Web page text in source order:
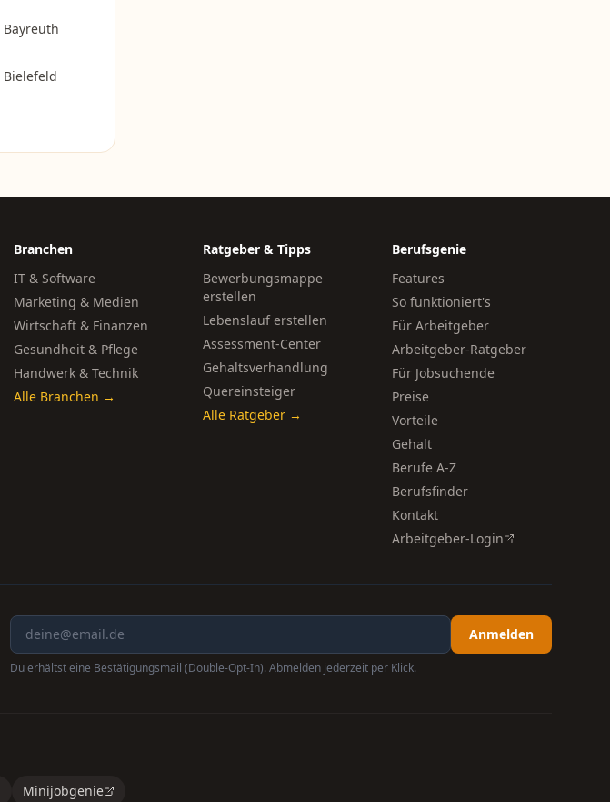
Bayreuth
Bielefeld
Branchen
IT & Software
Marketing & Medien
Wirtschaft & Finanzen
Gesundheit & Pflege
Handwerk & Technik
Alle Branchen →
Ratgeber & Tipps
Bewerbungsmappe
erstellen
Lebenslauf erstellen
Assessment-Center
Gehaltsverhandlung
Quereinsteiger
Alle Ratgeber →
Berufsgenie
Features
So funktioniert's
Für Arbeitgeber
Arbeitgeber-Ratgeber
Für Jobsuchende
Preise
Vorteile
Gehalt
Berufe A-Z
Berufsfinder
Kontakt
Arbeitgeber-Login
Anmelden
Du erhältst eine Bestätigungsmail (Double-Opt-In). Abmelden jederzeit per Klick.
Minijobgenie